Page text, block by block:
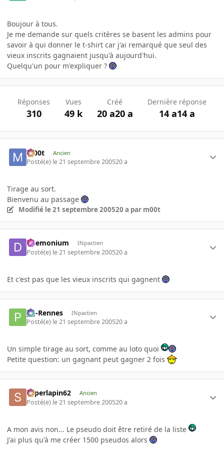
Boujour à tous.
Je me demande sur quels critères se basent les admins pour
savoir à qui donner le t-shirt car j'ai remarqué que seul des
vieux inscrits gagnaient jusqu'à aujourd'hui.
Quelqu'un pour m'expliquer ?
Réponses
310
Vues
49 k
Créé
20 a20 a
Dernière réponse
14 a14 a
m00t Ancien
Posté(e) le 21 septembre 200520 a
Tirage au sort.
Bienvenu au passage
Modifié le 21 septembre 200520 a par m00t
Daemonium INpactien
Posté(e) le 21 septembre 200520 a
Et c'est pas que les vieux inscrits qui gagnent
pg-Rennes INpactien
Posté(e) le 21 septembre 200520 a
Un simple tirage au sort, comme au loto quoi
Petite question: un gagnant peut gagner 2 fois
superlapin62 Ancien
Posté(e) le 21 septembre 200520 a
A mon avis non... Le pseudo doit être retiré de la liste
J'ai plus qu'à me créer 1500 pseudos alors